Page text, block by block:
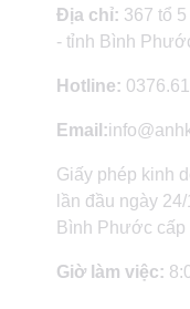
Địa chỉ: 367 tổ
- tỉnh Bình
Hotline:
Email:
Giấy phép kinh
lần đầu ngày
Bình Phước cấp
Giờ làm việc: